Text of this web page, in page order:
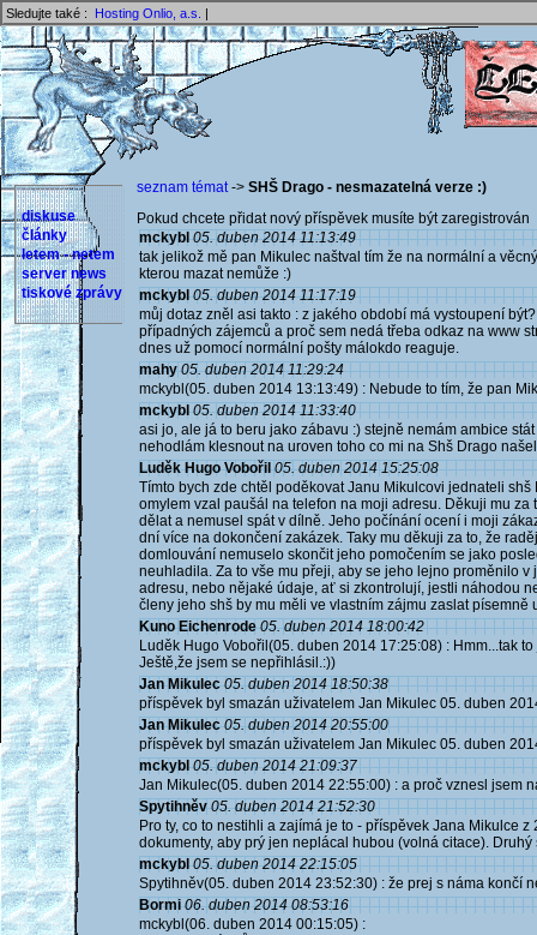
Sledujte také : Hosting Onlio, a.s. |
diskuse
články
letem - netem
server news
tiskové zprávy
seznam témat-> SHŠ Drago - nesmazatelná verze :)
Pokud chcete přidat nový příspěvek musíte být
mckybl 05. duben 2014 11:13:49
tak jelikož mě pan Mikulec naštval tím že na normální a
kterou mazat nemůže :)
mckybl 05. duben 2014 11:17:19
můj dotaz zněl asi takto : z jakého období má vystoupení
případných zájemců a proč sem nedá třeba odkaz na www
dnes už pomocí normální pošty málokdo reaguje.
mahy 05. duben 2014 11:29:24
mckybl(05. duben 2014 13:13:49) : Nebude to tím, že pan
mckybl 05. duben 2014 11:33:40
asi jo, ale já to beru jako zábavu :) stejně nemám ambice
nehodlám klesnout na uroven toho co mi na Shš Drago
Luděk Hugo Vobořil 05. duben 2014 15:25:08
Tímto bych zde chtěl poděkovat Janu Mikulcovi jednateli
omylem vzal paušál na telefon na moji adresu. Děkuji mu
dělat a nemusel spát v dílně. Jeho počínání ocení i moji
dní více na dokončení zakázek. Taky mu děkuji za to, že
domlouvání nemuselo skončit jeho pomočením se jako
neuhladila. Za to vše mu přeji, aby se jeho lejno proměnilo v
adresu, nebo nějaké údaje, ať si zkontrolují, jestli náhodou
členy jeho shš by mu měli ve vlastním zájmu zaslat písemně
Kuno Eichenrode 05. duben 2014 18:00:42
Luděk Hugo Vobořil(05. duben 2014 17:25:08) : Hmm...tak
Ještě,že jsem se nepřihlásil.:))
Jan Mikulec 05. duben 2014 18:50:38
příspěvek byl smazán uživatelem Jan Mikulec 05. duben
Jan Mikulec 05. duben 2014 20:55:00
příspěvek byl smazán uživatelem Jan Mikulec 05. duben
mckybl 05. duben 2014 21:09:37
Jan Mikulec(05. duben 2014 22:55:00) : a proč vznesl jsem
Spytihněv 05. duben 2014 21:52:30
Pro ty, co to nestihli a zajímá je to - příspěvek Jana Mikulce
dokumenty, aby prý jen neplácal hubou (volná citace).
mckybl 05. duben 2014 22:15:05
Spytihněv(05. duben 2014 23:52:30) : že prej s náma končí
Bormi 06. duben 2014 08:53:16
mckybl(06. duben 2014 00:15:05) :